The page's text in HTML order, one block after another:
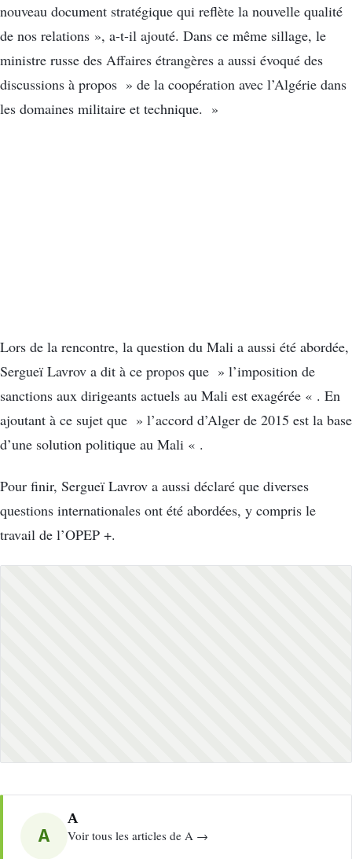
nouveau document stratégique qui reflète la nouvelle qualité
de nos relations », a-t-il ajouté. Dans ce même sillage, le
ministre russe des Affaires étrangères a aussi évoqué des
discussions à propos » de la coopération avec l’Algérie dans
les domaines militaire et technique. »
Lors de la rencontre, la question du Mali a aussi été abordée,
Sergueï Lavrov a dit à ce propos que » l’imposition de
sanctions aux dirigeants actuels au Mali est exagérée « . En
ajoutant à ce sujet que » l’accord d’Alger de 2015 est la base
d’une solution politique au Mali « .
Pour finir, Sergueï Lavrov a aussi déclaré que diverses
questions internationales ont été abordées, y compris le
travail de l’OPEP +.
A
A
Voir tous les articles de A →